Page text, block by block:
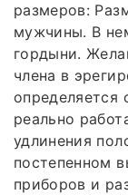
размеров:
мужчины. В
гордыни.
члена в
определяется
реально
удлинения
постепенном
приборов и